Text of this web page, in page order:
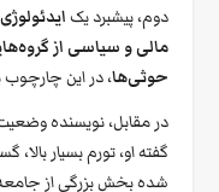
دوم، پیشبرد یک
مالی و سیاسی از
حوثی‌ها، در این
در مقابل، نویسنده
گفته او، تورم بسیار
شده بخش بزرگی از